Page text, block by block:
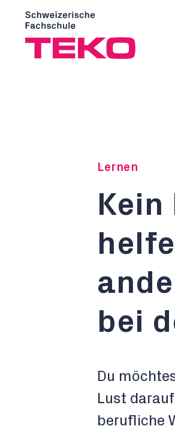
Lernen
bei
Du
Lust
berufliche